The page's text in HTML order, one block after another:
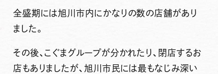
全盛期には旭川市内にかなりの数の店舗があり
ました。
その後、こぐまグループが分かれたり、閉店するお
店もありましたが、旭川市民には最もなじみ深い